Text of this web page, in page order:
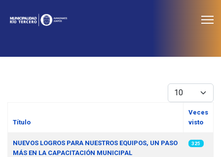
Cantidad
Título
Veces
visto
NUEVOS LOGROS PARA NUESTROS EQUIPOS, UN PASO
MÁS EN LA CAPACITACIÓN MUNICIPAL
325